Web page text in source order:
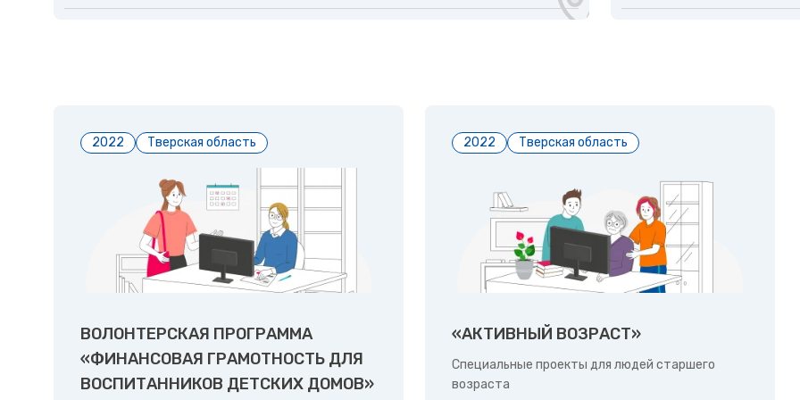
2022 Тверская область
ВОЛОНТЕРСКАЯ ПРОГРАММА
«ФИНАНСОВАЯ ГРАМОТНОСТЬ ДЛЯ
ВОСПИТАННИКОВ ДЕТСКИХ ДОМОВ»
2022 Тверская область
«АКТИВНЫЙ ВОЗРАСТ»
Специальные проекты для людей старшего
возраста